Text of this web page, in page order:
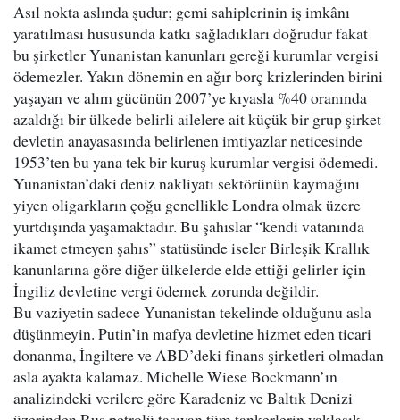
Asıl nokta aslında şudur; gemi sahiplerinin iş imkânı
yaratılması hususunda katkı sağladıkları doğrudur fakat
bu şirketler Yunanistan kanunları gereği kurumlar vergisi
ödemezler. Yakın dönemin en ağır borç krizlerinden birini
yaşayan ve alım gücünün 2007’ye kıyasla %40 oranında
azaldığı bir ülkede belirli ailelere ait küçük bir grup şirket
devletin anayasasında belirlenen imtiyazlar neticesinde
1953’ten bu yana tek bir kuruş kurumlar vergisi ödemedi.
Yunanistan’daki deniz nakliyatı sektörünün kaymağını
yiyen oligarkların çoğu genellikle Londra olmak üzere
yurtdışında yaşamaktadır. Bu şahıslar “kendi vatanında
ikamet etmeyen şahıs” statüsünde iseler Birleşik Krallık
kanunlarına göre diğer ülkelerde elde ettiği gelirler için
İngiliz devletine vergi ödemek zorunda değildir.
Bu vaziyetin sadece Yunanistan tekelinde olduğunu asla
düşünmeyin. Putin’in mafya devletine hizmet eden ticari
donanma, İngiltere ve ABD’deki finans şirketleri olmadan
asla ayakta kalamaz. Michelle Wiese Bockmann’ın
analizindeki verilere göre Karadeniz ve Baltık Denizi